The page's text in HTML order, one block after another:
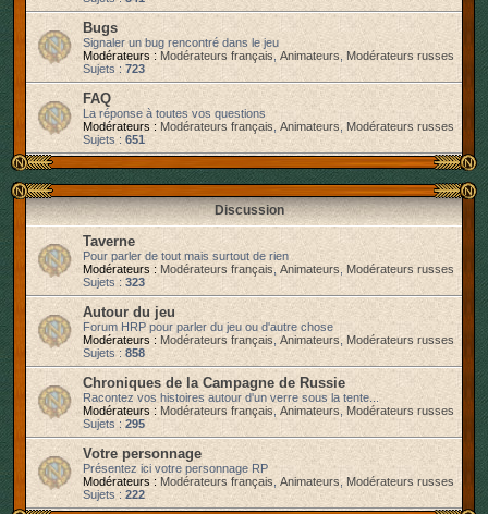
Bugs
Signaler un bug rencontré dans le jeu
Modérateurs : Modérateurs français Animateurs
Modérateurs russes
Sujets : 723
FAQ
La réponse à toutes vos questions
Modérateurs : Modérateurs français Animateurs, Modérateurs russes
Sujets : 651
Discussion
Taverne
Pour parler de tout mais surtout de rien
Modérateurs : Modérateurs français Animateurs
Modérateurs russes
Sujets : 323
Autour du jeu
Forum HRP pour parler du jeu ou d'autre chose
Modérateurs : Modérateurs français Animateurs Modérateurs russes
Sujets : 858
Chroniques de la Campagne de Russie
Racontez vos histoires autour d'un verre sous la tente...
Modérateurs : Modérateurs français Animateurs
Modérateurs russes
Sujets : 295
Votre personnage
Présentez ici votre personnage RP
Modérateurs : Modérateurs français Animateurs, Modérateurs russes
Sujets : 222